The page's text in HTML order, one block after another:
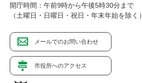
開庁時間：午前9時から午後5時30分まで
（土曜日・日曜日・祝日・年末年始を除く）
メールでのお問い合わせ
市役所へのアクセス